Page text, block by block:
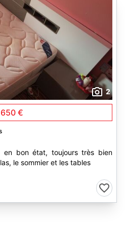
2
650 €
en bon état, toujours très bien
le sommier et les tables